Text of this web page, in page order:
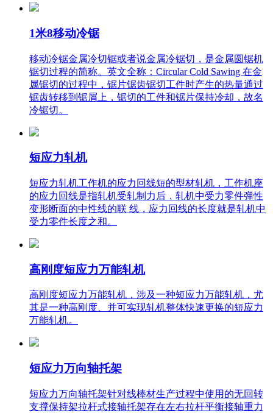
1米8移动冷锯
移动冷锯金属冷切锯或者说金属冷锯切，是金属圆锯机
锯切过程的简称。英文全称：Circular Cold Sawing 在金
属锯切的过程中，锯片锯齿锯切工件时产生的热量通过
锯齿转移到锯屑上，锯切的工件和锯片保持冷却，故名
冷锯切。
短应力轧机
短应力轧机工作机的应力回线短的型材轧机，工作机座
的应力回线是指轧机受轧制力后，轧机中受力零件弹性
变形断面的中性线的联 线，应力回线的长度就是轧机中
受力零件长度之和。
高刚度短应力万能轧机
高刚度短应力万能轧机，涉及一种短应力万能轧机，尤
其是一种高刚度、并可实现轧机整体快速更换的短应力
万能轧机。
短应力万向轴托架
短应力万向轴托架针对线棒材生产过程中使用的无回转
支撑保持架拉杆式接轴托架存在左右拉杆平衡接轴重力